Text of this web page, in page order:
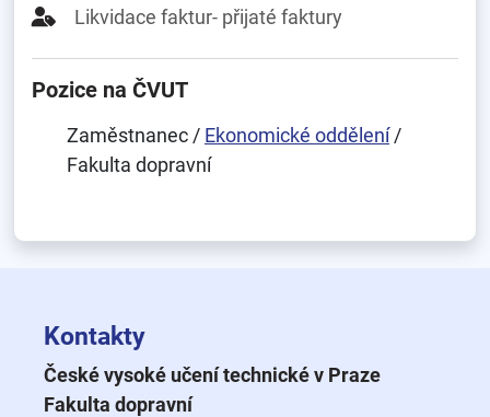
Likvidace faktur- přijaté faktury
Pozice na ČVUT
Zaměstnanec / Ekonomické oddělení/
Fakulta dopravní
Kontakty
České vysoké učení technické v Praze
Fakulta dopravní